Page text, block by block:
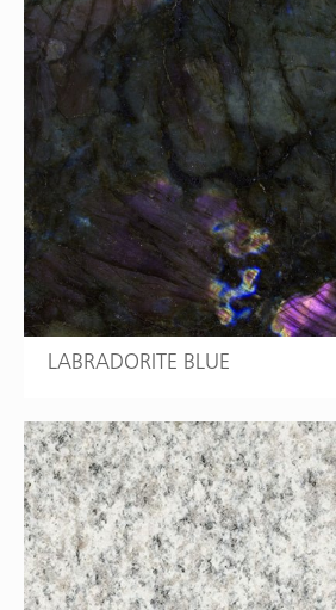
LABRADORITE BLUE